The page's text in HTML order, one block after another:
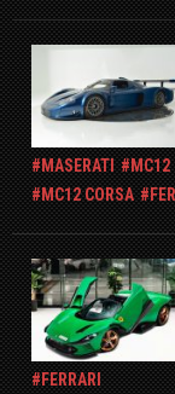
MASERATI MC12
MC12 CORSA
FERRARI